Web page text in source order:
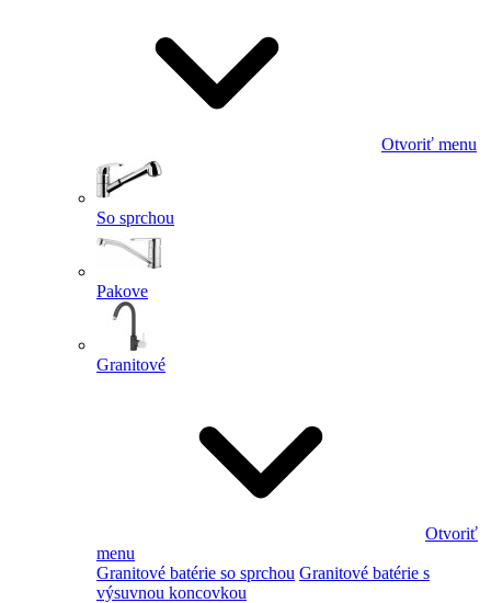
Otvoriť menu
So sprchou
Pakove
Granitové
Otvoriť
menu
Granitové batérie so sprchou Granitové batérie s
výsuvnou koncovkou